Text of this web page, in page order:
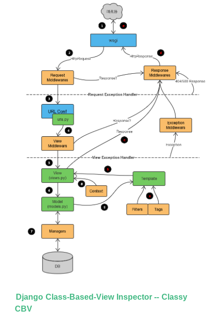
Django Class-Based-View Inspector -- Classy
CBV